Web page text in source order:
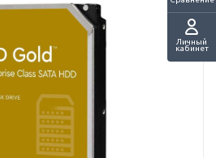
Личный
кабинет